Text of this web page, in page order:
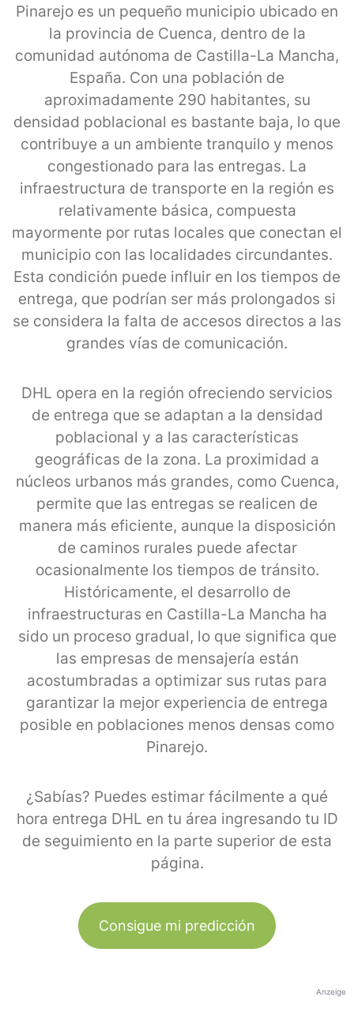
Pinarejo es un pequeño municipio ubicado en
la provincia de Cuenca, dentro de la
comunidad autónoma de Castilla-La Mancha,
España. Con una población de
aproximadamente 290 habitantes, su
densidad poblacional es bastante baja, lo que
contribuye a un ambiente tranquilo y menos
congestionado para las entregas. La
infraestructura de transporte en la región es
relativamente básica, compuesta
mayormente por rutas locales que conectan el
municipio con las localidades circundantes.
Esta condición puede influir en los tiempos de
entrega, que podrían ser más prolongados si
se considera la falta de accesos directos a las
grandes vías de comunicación.
DHL opera en la región ofreciendo servicios
de entrega que se adaptan a la densidad
poblacional y a las características
geográficas de la zona. La proximidad a
núcleos urbanos más grandes, como Cuenca,
permite que las entregas se realicen de
manera más eficiente, aunque la disposición
de caminos rurales puede afectar
ocasionalmente los tiempos de tránsito.
Históricamente, el desarrollo de
infraestructuras en Castilla-La Mancha ha
sido un proceso gradual, lo que significa que
las empresas de mensajería están
acostumbradas a optimizar sus rutas para
garantizar la mejor experiencia de entrega
posible en poblaciones menos densas como
Pinarejo.
¿Sabías? Puedes estimar fácilmente a qué
hora entrega DHL en tu área ingresando tu ID
de seguimiento en la parte superior de esta
página.
Consigue mi predicción
Anzeige